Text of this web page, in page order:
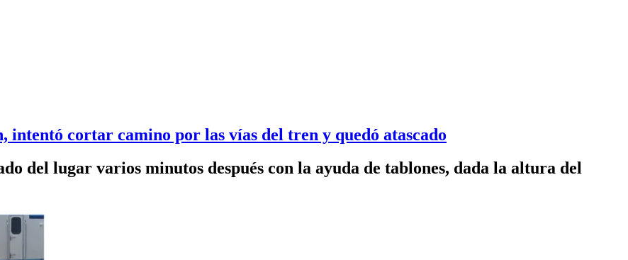
cortar camino por las vías del tren y quedó atascado
del lugar varios minutos después con la ayuda de tablones, dada la altura del